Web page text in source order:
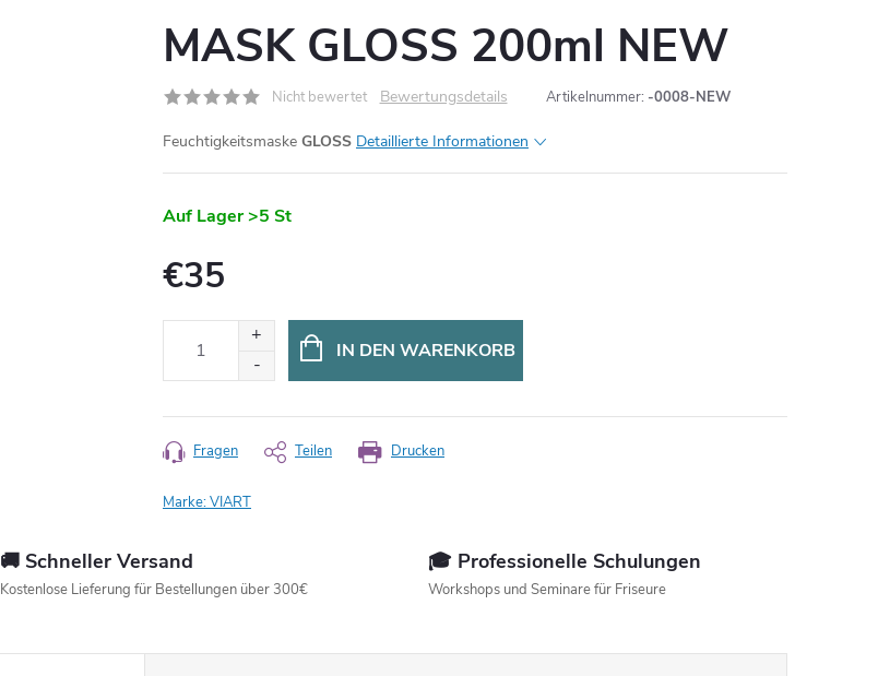
MASK GLOSS 200ml NEW
Nicht bewertet Bewertungsdetails Artikelnummer: -0008-NEW
Feuchtigkeitsmaske GLOSS Detaillierte Informationen
Auf Lager>5 St
€35
IN DEN WARENKORB
Drucken
Fragen Teilen
Marke:VIART
🚚 Schneller Versand
Kostenlose Lieferung für Bestellungen über 300€
🎓 Professionelle Schulungen
Workshops und Seminare für Friseure